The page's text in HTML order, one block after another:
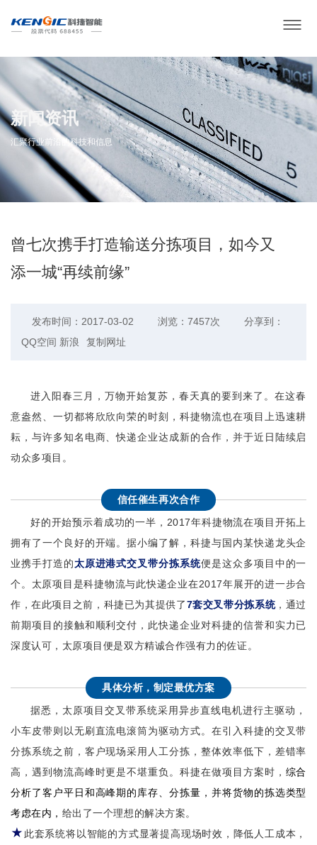
新闻资讯
汇聚行业前沿的科技和信息
曾七次携手打造输送分拣项目，如今又
添一城“再续前缘”
发布时间：2017-03-02 浏览：7457次
分享到：
QQ空间 新浪 复制网址
进入阳春三月，万物开始复苏，春天真的要到来了。在这春
意盎然、一切都将欣欣向荣的时刻，科捷物流也在项目上迅速耕
耘，与许多知名电商、快递企业达成新的合作，并于近日陆续启
动众多项目。
信任催生再次合作
好的开始预示着成功的一半，2017年科捷物流在项目开拓上
拥有了一个良好的开端。据小编了解，科捷与国内某快递龙头企
业携手打造的太原进港式交叉带分拣系统便是这众多项目中的一
个。太原项目是科捷物流与此快递企业在2017年展开的进一步合
作，在此项目之前，科捷已为其提供了7套交叉带分拣系统，通过
前期项目的接触和顺利交付，此快递企业对科捷的信誉和实力已
深度认可，太原项目便是双方精诚合作强有力的佐证。
具体分析，制定最优方案
据悉，太原项目交叉带系统采用异步直线电机进行主驱动，
小车皮带则以无刷直流电滚筒为驱动方式。在引入科捷的交叉带
分拣系统之前，客户现场采用人工分拣，整体效率低下，差错率
高，遇到物流高峰时更是不堪重负。科捷在做项目方案时， 综合
分析了客户平日和高峰期的库存、分拣量，并将货物的拣选类型
考虑在内， 给出了一个理想的解决方案。
★ 此套系统将以智能的方式显著提高现场时效，降低人工成本，